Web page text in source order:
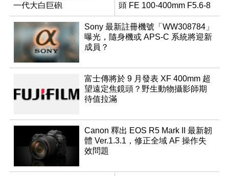
一代大白巨砲
頭 FE 100-400mm F5.6-8
Sony 最新註冊機號「WW308784」
曝光，隨身機或 APS-C 系統將迎新
成員？
富士傳將於 9 月發表 XF 400mm 超
望遠定焦鏡頭？野生動物攝影師期
待值拉滿
Canon 釋出 EOS R5 Mark II 最新韌
體 Ver.1.3.1，修正全域 AF 操作失
效問題